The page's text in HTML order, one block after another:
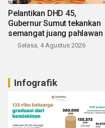
Pelantikan DHD 45,
Gubernur Sumut tekankan
semangat juang pahlawan
Selasa, 4 Agustus 2026
Infografik